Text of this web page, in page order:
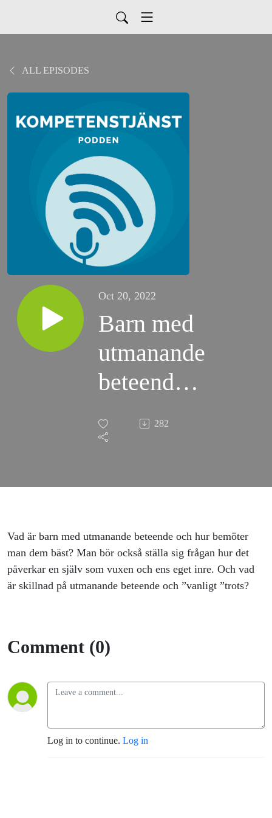
ALL EPISODES
Oct 20, 2022
Barn med
utmanande
beteende
(Kort
avsnitt)
282
Vad är barn med utmanande beteende och hur bemöter
man dem bäst? Man bör också ställa sig frågan hur det
påverkar en själv som vuxen och ens eget inre. Och vad
är skillnad på utmanande beteende och ”vanligt ”trots?
Comment (0)
Log in to continue. Log in